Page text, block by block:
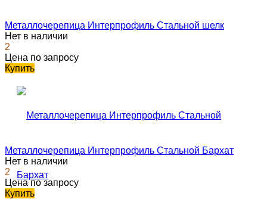
Металлочерепица Интерпрофиль Стальной шелк
Нет в наличии
2
Цена по запросу
Купить
Металлочерепица Интерпрофиль Стальной Бархат
Нет в наличии
2
Цена по запросу
Купить